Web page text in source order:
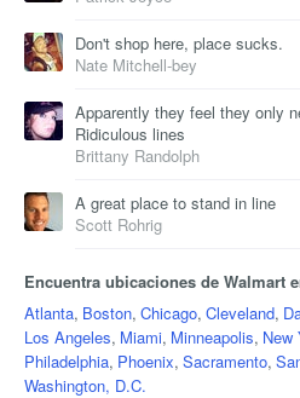
Don't shop here, place sucks.
Nate Mitchell-bey
Apparently they feel they only
Ridiculous lines
Brittany Randolph
A great place to stand in line
Scott Rohrig
Encuentra ubicaciones de Walmart
Atlanta, Boston, Chicago, Cleveland,
Los Angeles, Miami, Minneapolis, New
Philadelphia, Phoenix, Sacramento,
Washington, D.C.